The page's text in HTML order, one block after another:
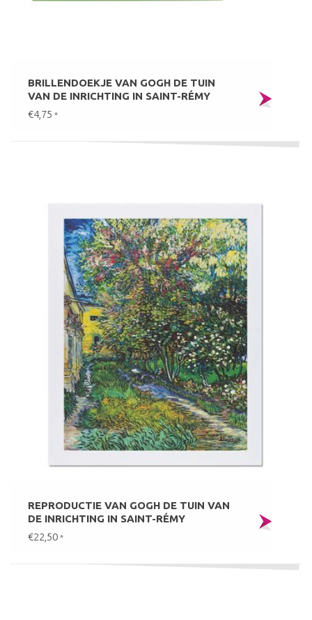
BRILLENDOEKJE VAN GOGH DE TUIN
VAN DE INRICHTING IN SAINT-RÉMY
€4,75 *
REPRODUCTIE VAN GOGH DE TUIN VAN
DE INRICHTING IN SAINT-RÉMY
€22,50 *